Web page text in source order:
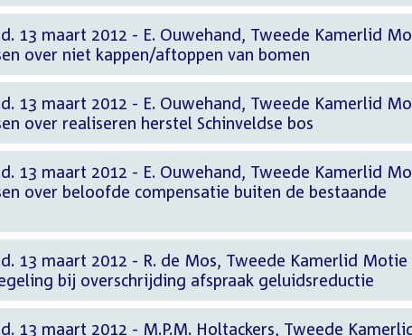
13 maart 2012 - E. Ouwehand, Tweede Kamerlid
over niet kappen/aftoppen van bomen
13 maart 2012 - E. Ouwehand, Tweede Kamerlid
over realiseren herstel Schinveldse bos
13 maart 2012 - E. Ouwehand, Tweede Kamerlid
over beloofde compensatie buiten de bestaande
13 maart 2012 - R. de Mos, Tweede Kamerlid Motie
bij overschrijding afspraak geluidsreductie
13 maart 2012 - M.P.M. Holtackers, Tweede